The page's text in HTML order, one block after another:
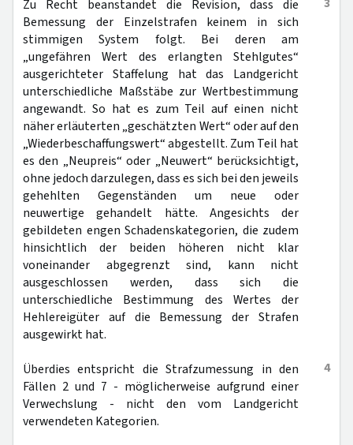
Zu Recht beanstandet die Revision, dass die
Bemessung der Einzelstrafen keinem in sich
stimmigen System folgt. Bei deren am
„ungefähren Wert des erlangten Stehlgutes“
ausgerichteter Staffelung hat das Landgericht
unterschiedliche Maßstäbe zur Wertbestimmung
angewandt. So hat es zum Teil auf einen nicht
näher erläuterten „geschätzten Wert“ oder auf den
„Wiederbeschaffungswert“ abgestellt. Zum Teil hat
es den „Neupreis“ oder „Neuwert“ berücksichtigt,
ohne jedoch darzulegen, dass es sich bei den jeweils
gehehlten Gegenständen um neue oder
neuwertige gehandelt hätte. Angesichts der
gebildeten engen Schadenskategorien, die zudem
hinsichtlich der beiden höheren nicht klar
voneinander abgegrenzt sind, kann nicht
ausgeschlossen werden, dass sich die
unterschiedliche Bestimmung des Wertes der
Hehlereigüter auf die Bemessung der Strafen
ausgewirkt hat.
4
Überdies entspricht die Strafzumessung in den
Fällen 2 und 7 - möglicherweise aufgrund einer
Verwechslung - nicht den vom Landgericht
verwendeten Kategorien.